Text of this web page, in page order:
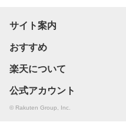
サイト案内
おすすめ
楽天について
公式アカウント
© Rakuten Group, Inc.